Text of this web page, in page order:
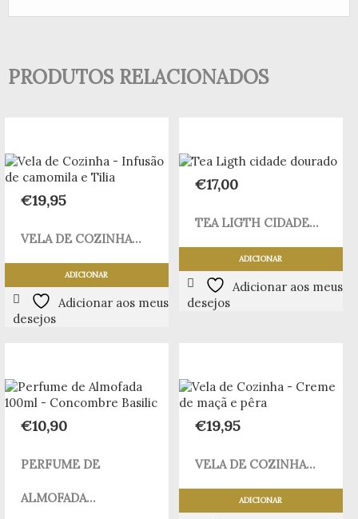
PRODUTOS RELACIONADOS
€19,95
VELA DE COZINHA...
ADICIONAR
Adicionar aos meus
desejos
€17,00
TEA LIGTH CIDADE...
ADICIONAR
Adicionar aos meus
desejos
€10,90
PERFUME DE
ALMOFADA...
€19,95
VELA DE COZINHA...
ADICIONAR